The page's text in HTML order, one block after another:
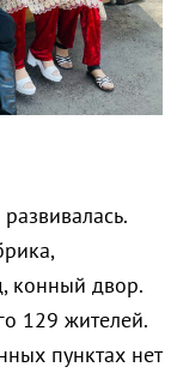
конный двор.
129 жителей.
пунктах нет